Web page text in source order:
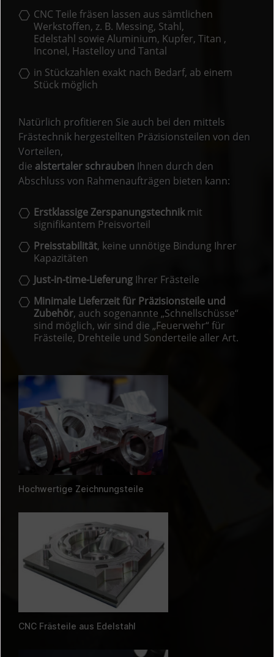
CNC Teile fräsen lassen aus sämtlichen
Werkstoffen, z. B. Messing, Stahl,
Edelstahl sowie Aluminium, Kupfer, Titan ,
Inconel, Hastelloy und Tantal
in Stückzahlen exakt nach Bedarf, ab einem
Stück möglich
Natürlich profitieren Sie auch bei den mittels
Frästechnik hergestellten Präzisionsteilen von den
Vorteilen,
die alstertaler schrauben Ihnen durch den
Abschluss von Rahmenaufträgen bieten kann:
Erstklassige Zerspanungstechnikmit
signifikantem Preisvorteil
Preisstabilität, keine unnötige Bindung Ihrer
Kapazitäten
Just-in-time-Lieferung Ihrer Frästeile
Minimale Lieferzeit für Präzisionsteile und
Zubehör, auch sogenannte „Schnellschüsse“
sind möglich, wir sind die „Feuerwehr“ für
Frästeile, Drehteile und Sonderteile aller Art.
Hochwertige Zeichnungsteile
CNC Frästeile aus Edelstahl